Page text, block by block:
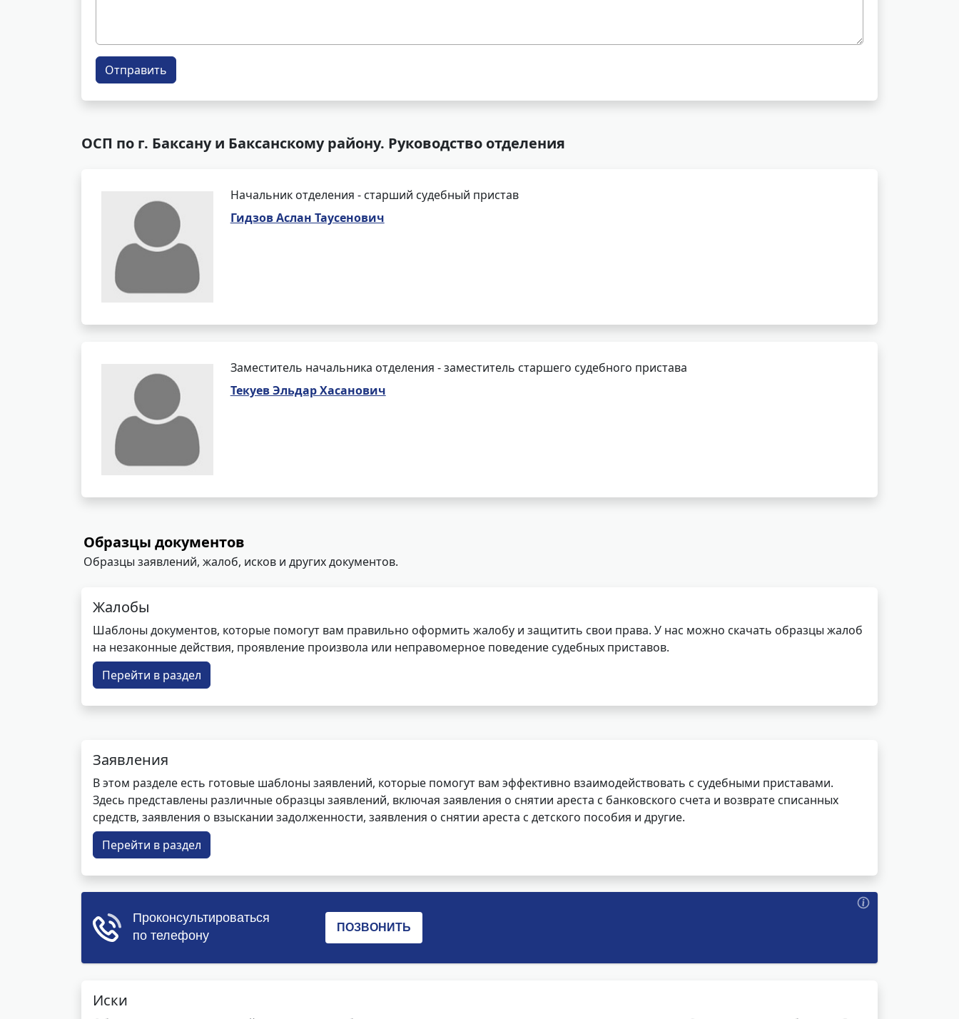
Отправить
ОСП по г. Баксану и Баксанскому району. Руководство отделения
Начальник отделения - старший судебный пристав
Гидзов Аслан Таусенович
Заместитель начальника отделения - заместитель старшего судебного пристава
Текуев Эльдар Хасанович
Образцы документов
Образцы заявлений, жалоб, исков и других документов.
Жалобы
Шаблоны документов, которые помогут вам правильно оформить жалобу и защитить свои права. У нас можно скачать образцы жалоб
на незаконные действия, проявление произвола или неправомерное поведение судебных приставов.
Перейти в раздел
Заявления
В этом разделе есть готовые шаблоны заявлений, которые помогут вам эффективно взаимодействовать с судебными приставами.
Здесь представлены различные образцы заявлений, включая заявления о снятии ареста с банковского счета и возврате списанных
средств, заявления о взыскании задолженности, заявления о снятии ареста с детского пособия и другие.
Перейти в раздел
Иски